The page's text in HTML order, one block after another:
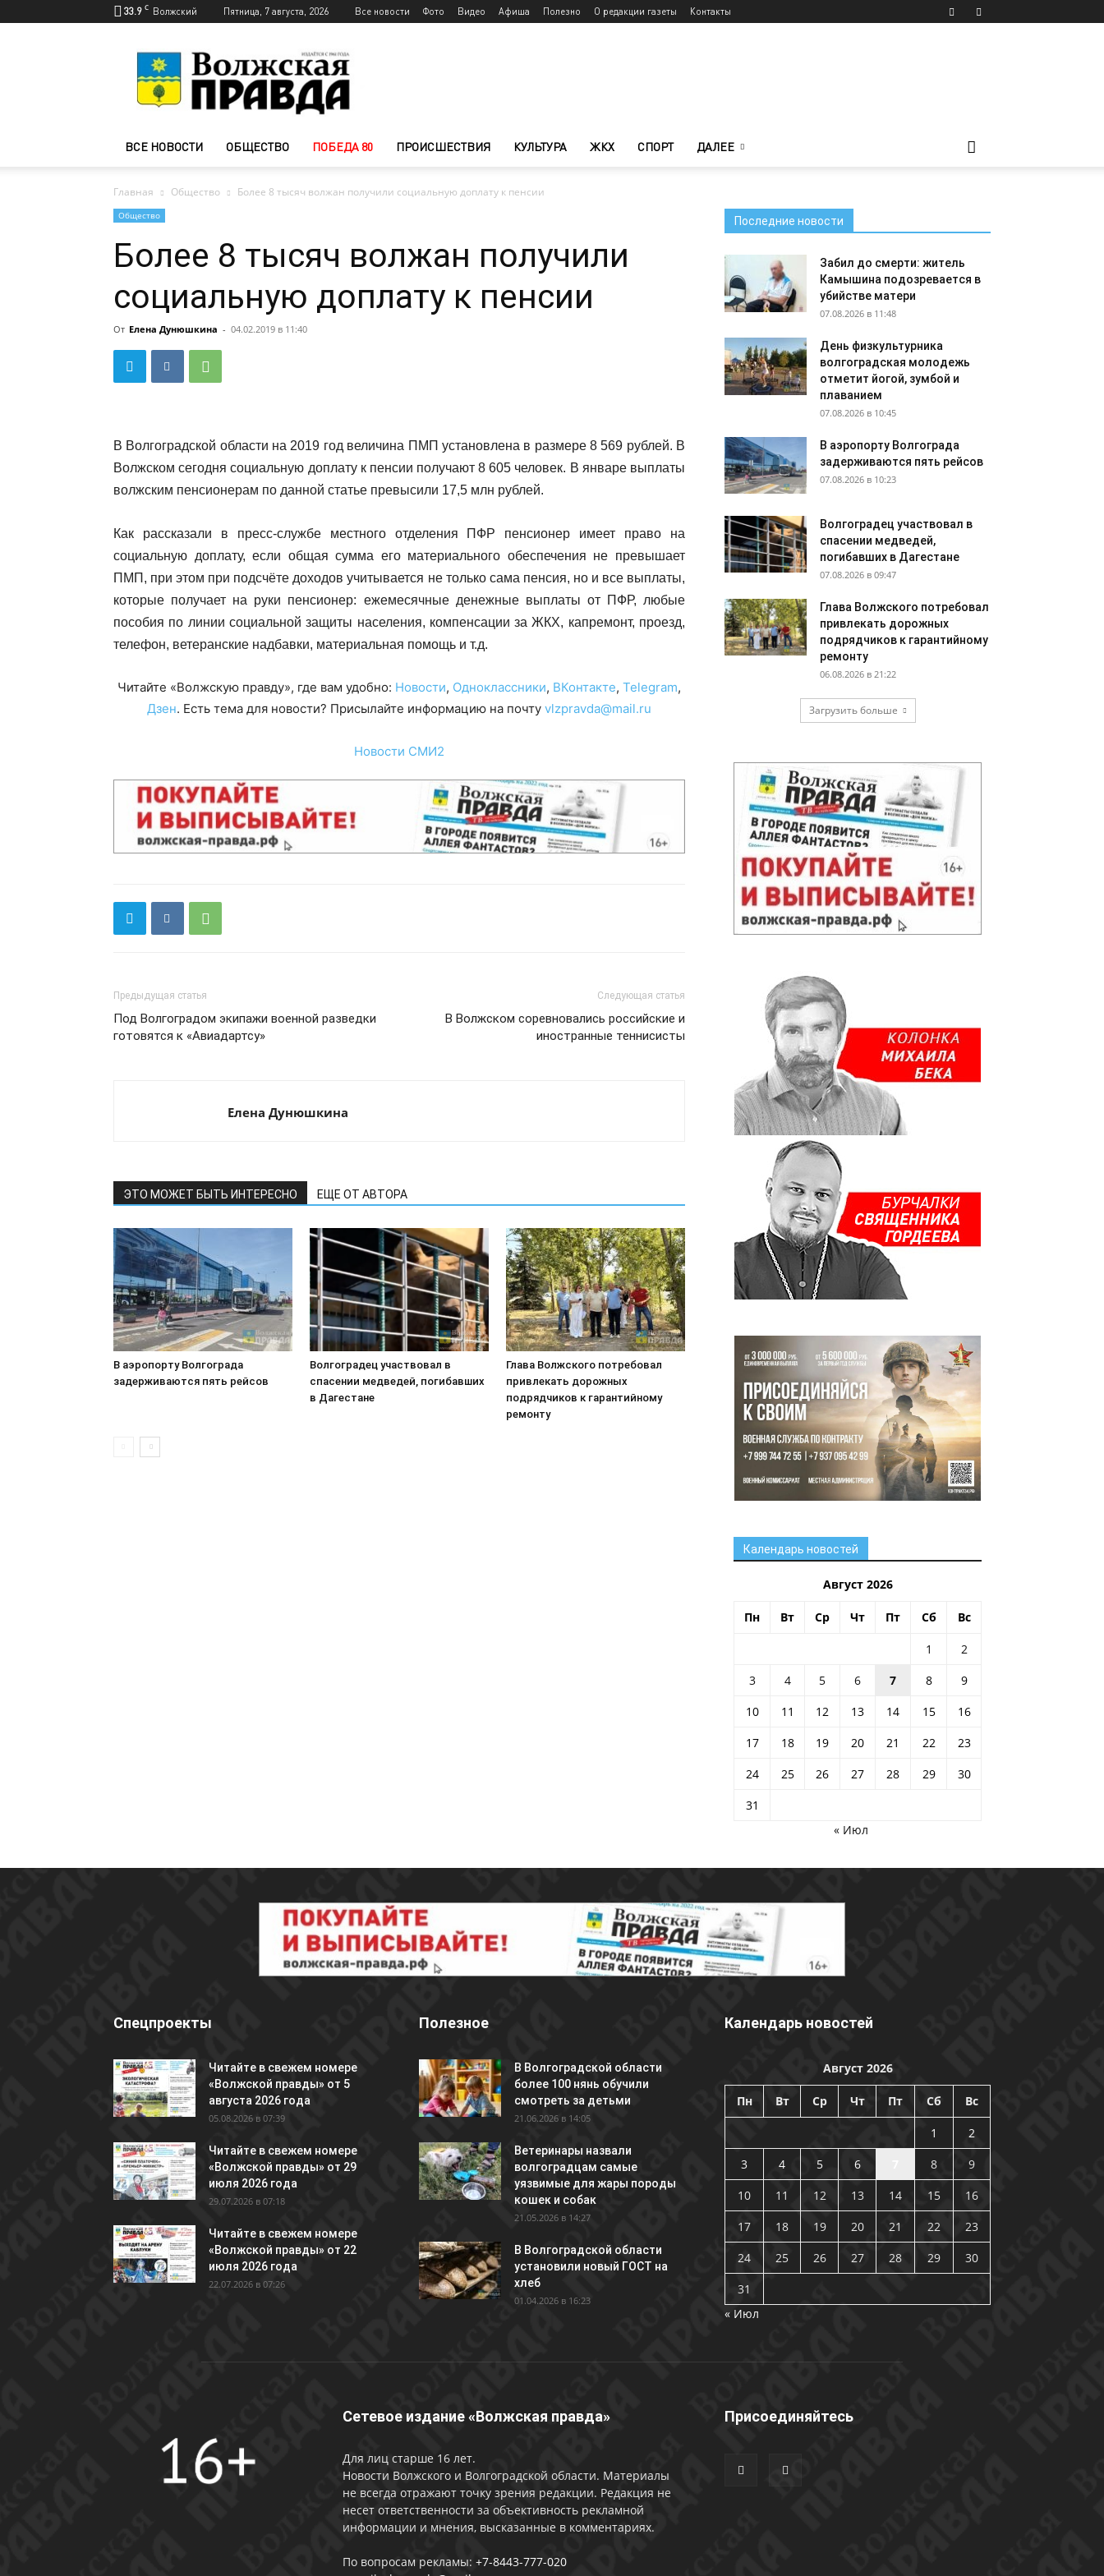
33.9 C Волжский Пятница, 7 августа, 2026 Все новости Фото Видео Афиша Полезно О редакции газеты Контакты
Волжского
—
Волжская
ВСЕ НОВОСТИ ОБЩЕСТВО ПОБЕДА 80 ПРОИСШЕСТВИЯ КУЛЬТУРА ЖКХ СПОРТ ДАЛЕЕ
Главная Общество Более 8 тысяч волжан получили социальную доплату к пенсии
Общество
Более 8 тысяч волжан получили
социальную доплату к пенсии
От Елена Дунюшкина - 04.02.2019 в 11:40
В Волгоградской области на 2019 год величина ПМП установлена в размере 8 569 рублей. В
Волжском сегодня социальную доплату к пенсии получают 8 605 человек. В январе выплаты
волжским пенсионерам по данной статье превысили 17,5 млн рублей.
Как рассказали в пресс-службе местного отделения ПФР пенсионер имеет право на
социальную доплату, если общая сумма его материального обеспечения не превышает
ПМП, при этом при подсчёте доходов учитывается не только сама пенсия, но и все выплаты,
которые получает на руки пенсионер: ежемесячные денежные выплаты от ПФР, любые
пособия по линии социальной защиты населения, компенсации за ЖКХ, капремонт, проезд,
телефон, ветеранские надбавки, материальная помощь и т.д.
Читайте «Волжскую правду», где вам удобно: Новости, Одноклассники, ВКонтакте, Telegram,
Дзен. Есть тема для новости? Присылайте информацию на почту vlzpravda@mail.ru
Новости СМИ2
Предыдущая статья
Под Волгоградом экипажи военной разведки
готовятся к «Авиадартсу»
Следующая статья
В Волжском соревновались российские и
иностранные теннисисты
Елена Дунюшкина
ЭТО МОЖЕТ БЫТЬ ИНТЕРЕСНО ЕЩЕ ОТ АВТОРА
В аэропорту Волгограда
задерживаются пять рейсов
Волгоградец участвовал в
спасении медведей, погибавших
в Дагестане
Глава Волжского потребовал
привлекать дорожных
подрядчиков к гарантийному
ремонту
Последние новости
Забил до смерти: житель
Камышина подозревается в
убийстве матери
07.08.2026 в 11:48
День физкультурника
волгоградская молодежь
отметит йогой, зумбой и
плаванием
07.08.2026 в 10:45
В аэропорту Волгограда
задерживаются пять рейсов
07.08.2026 в 10:23
Волгоградец участвовал в
спасении медведей,
погибавших в Дагестане
07.08.2026 в 09:47
Глава Волжского потребовал
привлекать дорожных
подрядчиков к гарантийному
ремонту
06.08.2026 в 21:22
Загрузить больше
Календарь новостей
Август 2026
Пн Вт Ср Чт Пт Сб Вс
1
2
3
4 5 6 7 8
9
10
11 12 13 14 15
16
17
18 19 20 21 22
23
24
25 26 27 28 29
30
31
« Июл
Спецпроекты
Читайте в свежем номере
«Волжской правды» от 5
августа 2026 года
05.08.2026 в 07:39
Читайте в свежем номере
«Волжской правды» от 29
июля 2026 года
29.07.2026 в 07:18
Читайте в свежем номере
«Волжской правды» от 22
июля 2026 года
22.07.2026 в 07:26
Полезное
В Волгоградской области
более 100 нянь обучили
смотреть за детьми
21.06.2026 в 14:05
Ветеринары назвали
волгоградцам самые
уязвимые для жары породы
кошек и собак
21.05.2026 в 14:27
В Волгоградской области
установили новый ГОСТ на
хлеб
01.04.2026 в 16:23
Календарь новостей
Август 2026
Пн Вт Ср Чт Пт Сб Вс
1
2
3
4 5 6 8
9
10
11 12 13 14 15
16
17
18 19 20 21 22
23
24
25 26 27 28 29
30
31
« Июл
Сетевое издание «Волжская правда»
Для лиц старше 16 лет.
Новости Волжского и Волгоградской области. Материалы
не всегда отражают точку зрения редакции. Редакция не
несет ответственности за объективность рекламной
информации и мнения, высказанные в комментариях.
По вопросам рекламы: +7-8443-777-020
Присоединяйтесь